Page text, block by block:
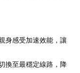
身感受加速效能，讓
換至最穩定線路，降